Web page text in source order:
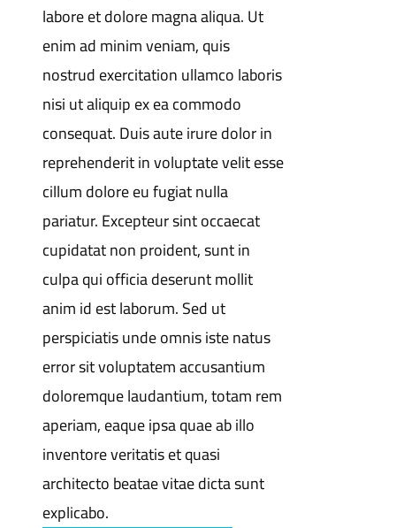
labore et dolore magna aliqua. Ut
enim ad minim veniam, quis
nostrud exercitation ullamco laboris
nisi ut aliquip ex ea commodo
consequat. Duis aute irure dolor in
reprehenderit in voluptate velit esse
cillum dolore eu fugiat nulla
pariatur. Excepteur sint occaecat
cupidatat non proident, sunt in
culpa qui officia deserunt mollit
anim id est laborum. Sed ut
perspiciatis unde omnis iste natus
error sit voluptatem accusantium
doloremque laudantium, totam rem
aperiam, eaque ipsa quae ab illo
inventore veritatis et quasi
architecto beatae vitae dicta sunt
explicabo.